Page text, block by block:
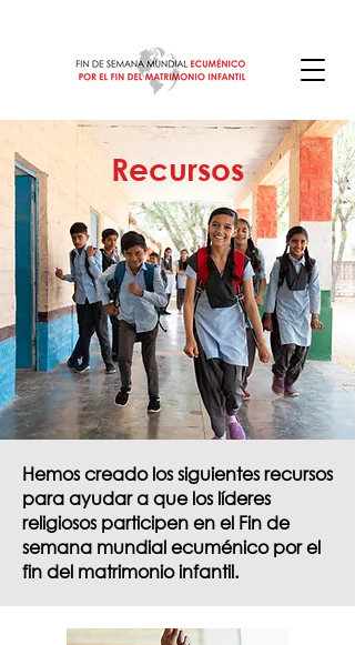
Recursos
Hemos creado los siguientes recursos
para ayudar a que los líderes
religiosos participen en el Fin de
semana mundial ecuménico por el
fin del matrimonio infantil.